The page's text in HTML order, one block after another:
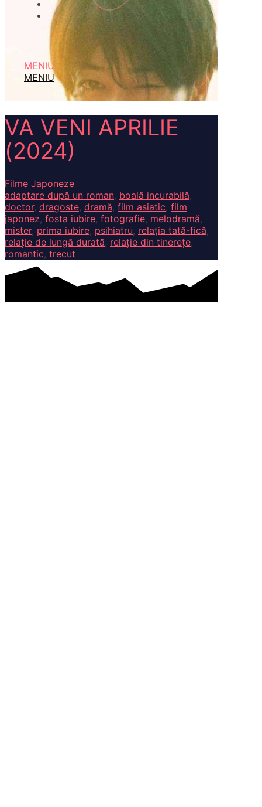
MENIU
MENIU
VA VENI APRILIE
(2024)
Filme Japoneze
adaptare după un roman, boală incurabilă,
doctor, dragoste, dramă, film asiatic, film
japonez, fosta iubire, fotografie, melodramă,
mister, prima iubire, psihiatru, relația tată-fică,
relație de lungă durată, relație din tinerețe,
romantic, trecut